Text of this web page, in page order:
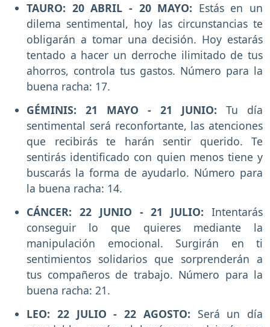
TAURO: 20 ABRIL - 20 MAYO: Estás en un
dilema sentimental, hoy las circunstancias te
obligarán a tomar una decisión. Hoy estarás
tentado a hacer un derroche ilimitado de tus
ahorros, controla tus gastos. Número para la
buena racha: 17.
GÉMINIS: 21 MAYO - 21 JUNIO: Tu día
sentimental será reconfortante, las atenciones
que recibirás te harán sentir querido. Te
sentirás identificado con quien menos tiene y
buscarás la forma de ayudarlo. Número para
la buena racha: 14.
CÁNCER: 22 JUNIO - 21 JULIO: Intentarás
conseguir lo que quieres mediante la
manipulación emocional. Surgirán en ti
sentimientos solidarios que sorprenderán a
tus compañeros de trabajo. Número para la
buena racha: 21.
LEO: 22 JULIO - 22 AGOSTO: Será un día